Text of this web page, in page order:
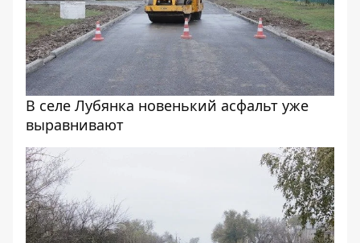
В селе Лубянка новенький асфальт уже
выравнивают